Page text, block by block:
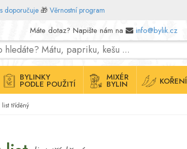
doporučuje 🎁 Věrnostní program
Máte dotaz? Napište nám na info@bylik.cz
BYLINKY
PODLE POUŽITÍ
MIXÉR
BYLIN KOŘENÍ
list tříděný